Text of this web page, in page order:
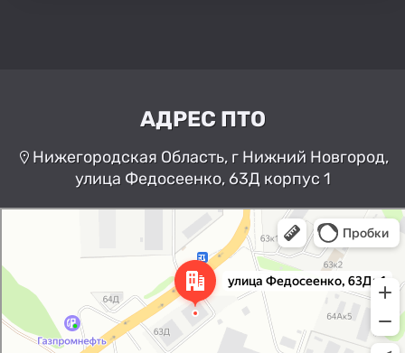
АДРЕС ПТО
Нижегородская Область, г Нижний Новгород,
улица Федосеенко, 63Д корпус 1
Нижний Новгород
Улица Федосеенко, 63Дк1 —
Яндекс Карты